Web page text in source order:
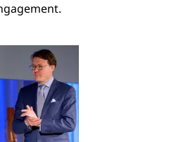
Open de galerij in vergrote